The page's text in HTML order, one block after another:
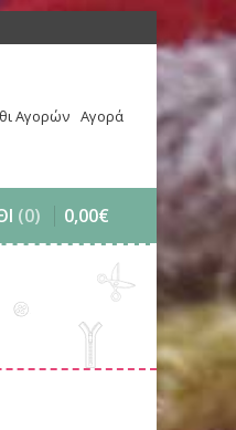
Αγορών Αγορά
(0) 0,00€